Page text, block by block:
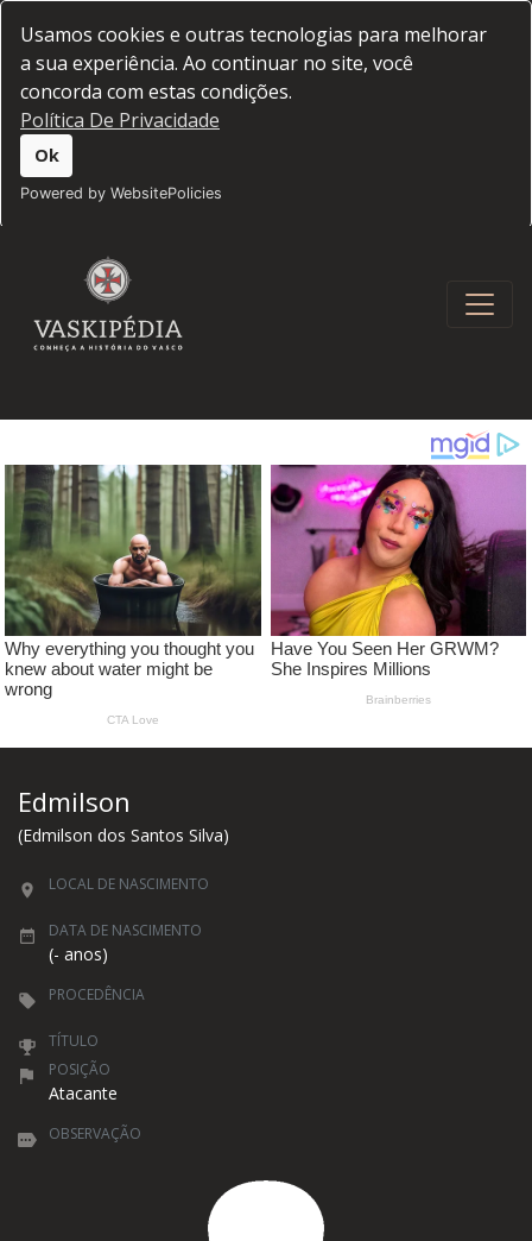
Usamos cookies e outras tecnologias para melhorar
a sua experiência. Ao continuar no site, você
concorda com estas condições.
Política De Privacidade
Ok
Powered by WebsitePolicies
Edmilson
(Edmilson dos Santos Silva)
LOCAL DE NASCIMENTO
DATA DE NASCIMENTO
(- anos)
PROCEDÊNCIA
TÍTULO
POSIÇÃO
Atacante
OBSERVAÇÃO